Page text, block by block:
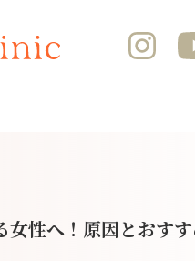
女性へ！原因とおす